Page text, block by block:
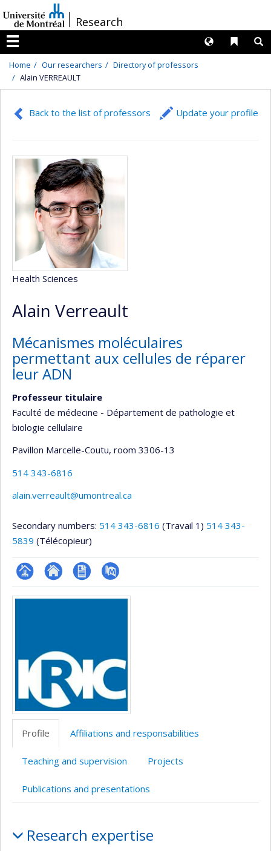
au
contenu
/Research
Menu
Liens
Langues
Home Our researchers
Directory of professors
Alain VERREAULT
Back to the list of professors Update your profile
Health Sciences
Alain Verreault
Mécanismes moléculaires
permettant aux cellules de réparer
leur ADN
Professeur titulaire
Faculté de médecine - Département de pathologie et
biologie cellulaire
Pavillon Marcelle-Coutu, room 3306-13
514 343-6816
alain.verreault@umontreal.ca
Secondary numbers: 514 343-6816 (Travail 1) 514 343-
5839 (Télécopieur)
Page Site
de
recherche
CV PubMed
Media
Profile Affiliations and responsabilities
Teaching and supervision Projects
Publications and presentations
Research expertise